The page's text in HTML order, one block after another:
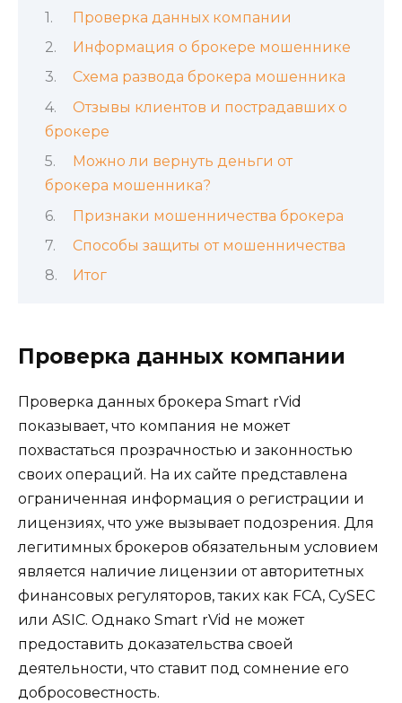
Проверка данных компании
Информация о брокере мошеннике
Схема развода брокера мошенника
Отзывы клиентов и пострадавших о
брокере
Можно ли вернуть деньги от
брокера мошенника?
Признаки мошенничества брокера
Способы защиты от мошенничества
Итог
Проверка данных компании
Проверка данных брокера Smart rVid
показывает, что компания не может
похвастаться прозрачностью и законностью
своих операций. На их сайте представлена
ограниченная информация о регистрации и
лицензиях, что уже вызывает подозрения. Для
легитимных брокеров обязательным условием
является наличие лицензии от авторитетных
финансовых регуляторов, таких как FCA, CySEC
или ASIC. Однако Smart rVid не может
предоставить доказательства своей
деятельности, что ставит под сомнение его
добросовестность.